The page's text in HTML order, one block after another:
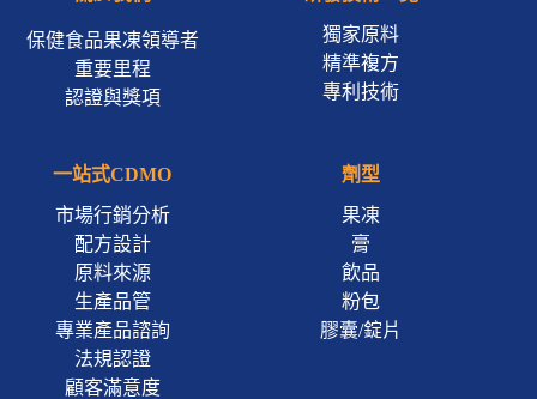
保健食品果凍領導者
重要里程
認證與獎項
獨家原料
精準複方
專利技術
一站式CDMO
市場行銷分析
配方設計
原料來源
生產品管
專業產品諮詢
法規認證
顧客滿意度
劑型
果凍
膏
飲品
粉包
膠囊/錠片